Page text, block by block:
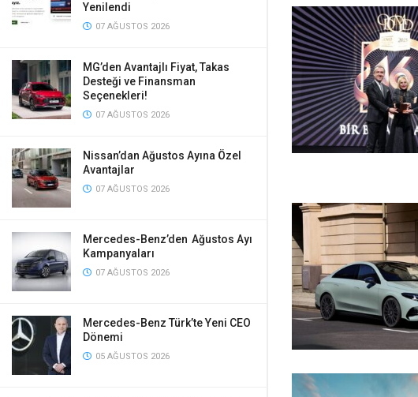
Yenilendi
07 AĞUSTOS 2026
MG’den Avantajlı Fiyat, Takas
Desteği ve Finansman
Seçenekleri!
07 AĞUSTOS 2026
Nissan’dan Ağustos Ayına Özel
Avantajlar
07 AĞUSTOS 2026
Mercedes-Benz’den Ağustos Ayı
Kampanyaları
07 AĞUSTOS 2026
Mercedes-Benz Türk’te Yeni CEO
Dönemi
05 AĞUSTOS 2026